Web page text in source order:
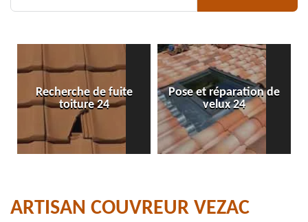
Recherche de fuite
toiture 24
Pose et réparation de
velux 24
ARTISAN COUVREUR VEZAC